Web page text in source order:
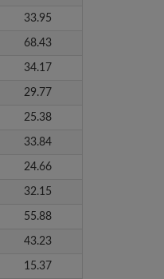
33.95
68.43
34.17
29.77
25.38
33.84
24.66
32.15
55.88
43.23
15.37